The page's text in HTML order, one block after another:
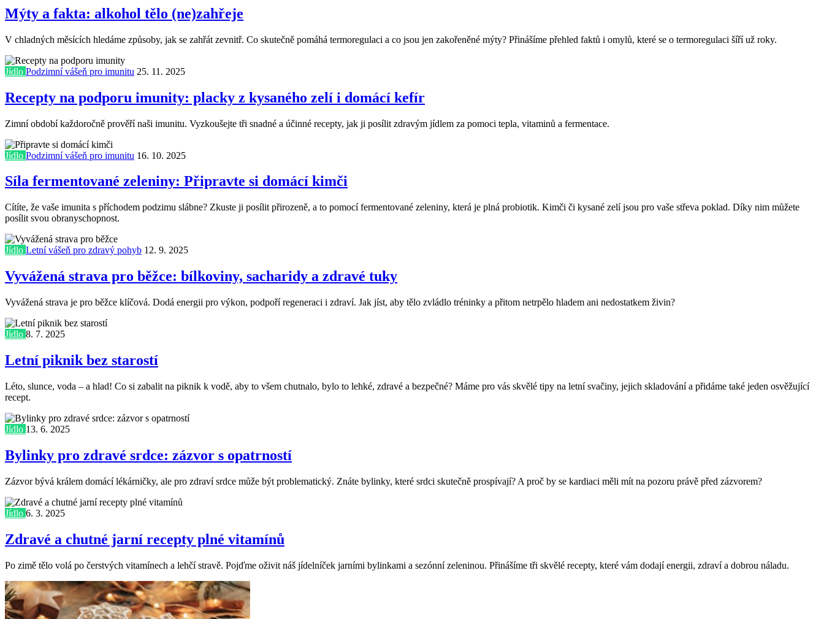
Mýty a fakta: alkohol tělo (ne)zahřeje
V chladných měsících hledáme způsoby, jak se zahřát zevnitř. Co skutečně pomáhá termoregulaci a co jsou jen zakořeněné mýty? Přinášíme přehled faktů i omylů, které se o termoregulaci šíří už roky.
Jídlo Podzimní vášeň pro imunitu 25. 11. 2025
Recepty na podporu imunity: placky z kysaného zelí i domácí kefír
Zimní období každoročně prověří naši imunitu. Vyzkoušejte tři snadné a účinné recepty, jak ji posílit zdravým jídlem za pomoci tepla, vitaminů a fermentace.
Jídlo Podzimní vášeň pro imunitu 16. 10. 2025
Síla fermentované zeleniny: Připravte si domácí kimči
Cítíte, že vaše imunita s příchodem podzimu slábne? Zkuste ji posílit přirozeně, a to pomocí fermentované zeleniny, která je plná probiotik. Kimči či kysané zelí jsou pro vaše střeva poklad. Díky nim můžete
posílit svou obranyschopnost.
Jídlo Letní vášeň pro zdravý pohyb 12. 9. 2025
Vyvážená strava pro běžce: bílkoviny, sacharidy a zdravé tuky
Vyvážená strava je pro běžce klíčová. Dodá energii pro výkon, podpoří regeneraci i zdraví. Jak jíst, aby tělo zvládlo tréninky a přitom netrpělo hladem ani nedostatkem živin?
Jídlo 8. 7. 2025
Letní piknik bez starostí
Léto, slunce, voda – a hlad! Co si zabalit na piknik k vodě, aby to všem chutnalo, bylo to lehké, zdravé a bezpečné? Máme pro vás skvělé tipy na letní svačiny, jejich skladování a přidáme také jeden osvěžující
recept.
Jídlo 13. 6. 2025
Bylinky pro zdravé srdce: zázvor s opatrností
Zázvor bývá králem domácí lékárničky, ale pro zdraví srdce může být problematický. Znáte bylinky, které srdci skutečně prospívají? A proč by se kardiaci měli mít na pozoru právě před zázvorem?
Jídlo 6. 3. 2025
Zdravé a chutné jarní recepty plné vitamínů
Po zimě tělo volá po čerstvých vitamínech a lehčí stravě. Pojďme oživit náš jídelníček jarními bylinkami a sezónní zeleninou. Přinášíme tři skvělé recepty, které vám dodají energii, zdraví a dobrou náladu.